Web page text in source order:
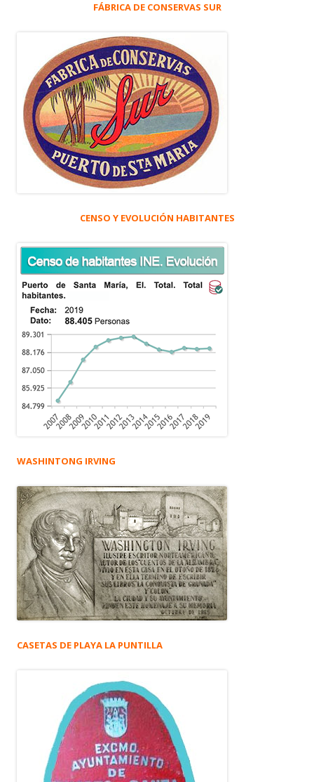
FÁBRICA DE CONSERVAS SUR
CENSO Y EVOLUCIÓN HABITANTES
WASHINTONG IRVING
CASETAS DE PLAYA LA PUNTILLA